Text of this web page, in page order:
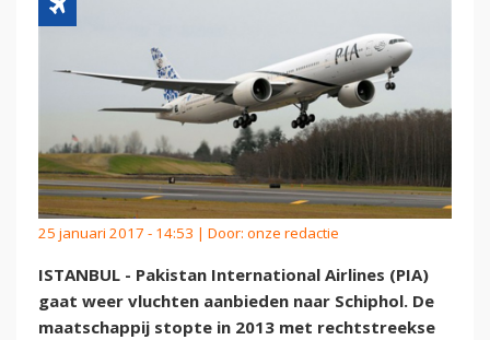
25 januari 2017 - 14:53 | Door: onze redactie
ISTANBUL - Pakistan International Airlines (PIA)
gaat weer vluchten aanbieden naar Schiphol. De
maatschappij stopte in 2013 met rechtstreekse